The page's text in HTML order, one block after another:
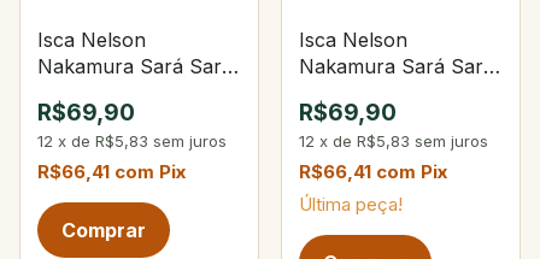
Isca Nelson
Nakamura Sará Sará
R$69,90
12 x de R$5,83 sem juros
R$66,41 com Pix
Isca Nelson
Nakamura Sará Sará
R$69,90
12 x de R$5,83 sem juros
R$66,41 com Pix
Última peça!